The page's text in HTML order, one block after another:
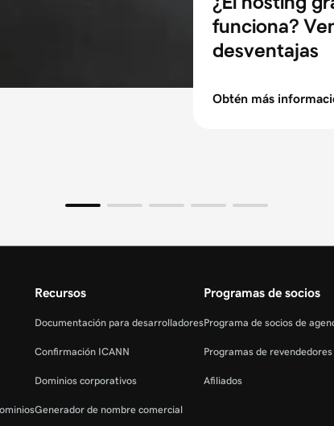
funciona?
desventajas
Obtén más
Recursos
Documentación para desarrolladores
Confirmación ICANN
Dominios corporativos
Generador de nombre comercial
Programas de socios
Programa de socios de
Programas de revendedores
Afiliados